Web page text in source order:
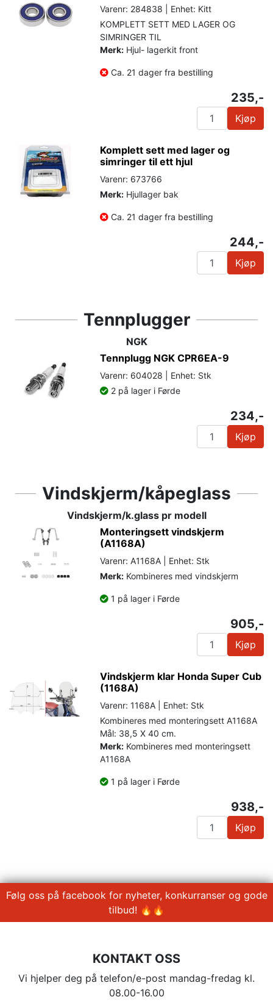
Varenr: 284838 | Enhet: Kitt
KOMPLETT SETT MED LAGER OG
SIMRINGER TIL
Merk: Hjul- lagerkit front
Ca. 21 dager fra bestilling
235,-
Kjøp
Komplett sett med lager og
simringer til ett hjul
Varenr: 673766
Merk: Hjullager bak
Ca. 21 dager fra bestilling
244,-
Kjøp
Tennplugger
NGK
Tennplugg NGK CPR6EA-9
Varenr: 604028 | Enhet: Stk
2 på lager i Førde
234,-
Kjøp
Vindskjerm/kåpeglass
Vindskjerm/k.glass pr modell
Monteringsett vindskjerm
(A1168A)
Varenr: A1168A | Enhet: Stk
Merk: Kombineres med vindskjerm
1 på lager i Førde
905,-
Kjøp
Vindskjerm klar Honda Super Cub
(1168A)
Varenr: 1168A | Enhet: Stk
Kombineres med monteringsett A1168A
Mål: 38,5 X 40 cm.
Merk: Kombineres med monteringsett
A1168A
1 på lager i Førde
938,-
Kjøp
Følg oss på facebook for nyheter, konkurranser og gode
tilbud! 🔥🔥
KONTAKT OSS
Vi hjelper deg på telefon/e-post mandag-fredag kl.
08.00-16.00